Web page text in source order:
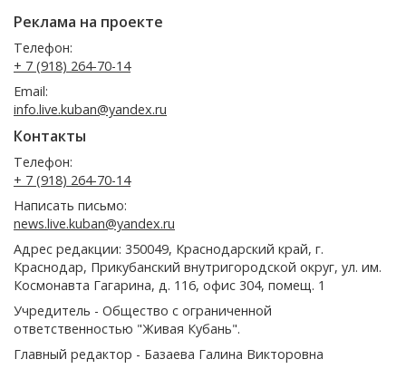
Реклама на проекте
Телефон:
+ 7 (918) 264-70-14
Email:
info.live.kuban@yandex.ru
Контакты
Телефон:
+ 7 (918) 264-70-14
Написать письмо:
news.live.kuban@yandex.ru
Адрес редакции: 350049, Краснодарский край, г.
Краснодар, Прикубанский внутригородской округ, ул. им.
Космонавта Гагарина, д. 116, офис 304, помещ. 1
Учредитель - Общество с ограниченной
ответственностью "Живая Кубань".
Главный редактор - Базаева Галина Викторовна